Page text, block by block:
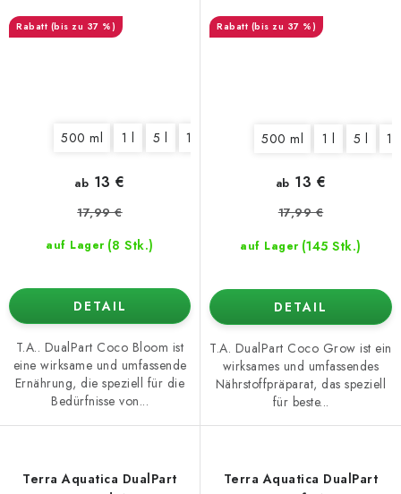
(bis zu 37 %)
500 ml 1 l 5 l 10 l
auf Lager (8 Stk.)
ab 13 €
17,99 €
DETAIL
T.A.. DualPart Coco Bloom ist
eine wirksame und umfassende
Ernährung, die speziell für die
Bedürfnisse von...
(bis zu 37 %)
500 ml 1 l 5 l
auf Lager (145 Stk.)
ab 13 €
17,99 €
DETAIL
T.A. DualPart Coco Grow ist ein
wirksames und umfassendes
Nährstoffpräparat, das speziell
für beste...
Terra Aquatica DualPart
Terra Aquatica DualPart